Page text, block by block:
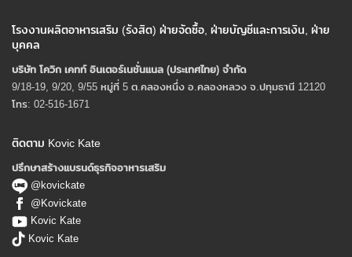
โรงงานผลิตอาหารเสริม (รังสิต) ฝ่ายจัดซื้อ, ฝ่ายบัญชีและการเงิน, ฝ่าย
บุคคล
บริษัท โควิก เคทท์ อินเตอร์เนชั่นแนล (ประเทศไทย) จํากัด
9/18-19, 9/20, 9/55 หมู่ที่ 5 ต.คลองหนึ่ง อ.คลองหลวง จ.ปทุมธานี 12120
โทร: 02-516-1671
ติดตาม Kovic Kate
ปรึกษาสร้างแบรนด์ธุรกิจอาหารเสริม
@kovickate
@Kovickate
Kovic Kate
Kovic Kate